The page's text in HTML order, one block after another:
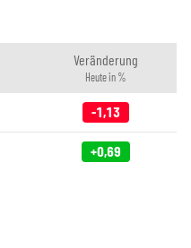
Veränderung
Heute in %
-1,13
+0,69